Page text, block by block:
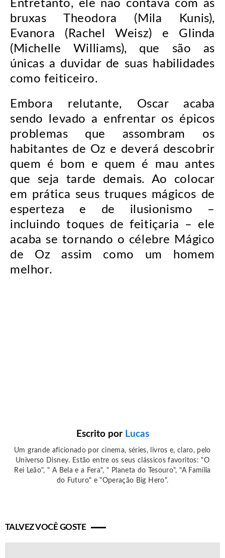
Entretanto, ele não contava com as
bruxas Theodora (Mila Kunis),
Evanora (Rachel Weisz) e Glinda
(Michelle Williams), que são as
únicas a duvidar de suas habilidades
como feiticeiro.
Embora relutante, Oscar acaba
sendo levado a enfrentar os épicos
problemas que assombram os
habitantes de Oz e deverá descobrir
quem é bom e quem é mau antes
que seja tarde demais. Ao colocar
em prática seus truques mágicos de
esperteza e de ilusionismo –
incluindo toques de feitiçaria – ele
acaba se tornando o célebre Mágico
de Oz assim como um homem
melhor.
Escrito por Lucas
Um grande aficionado por cinema, séries, livros e, claro, pelo
Universo Disney. Estão entre os seus clássicos favoritos: "O
Rei Leão", " A Bela e a Fera", " Planeta do Tesouro", "A Família
do Futuro" e "Operação Big Hero".
TALVEZ VOCÊ GOSTE